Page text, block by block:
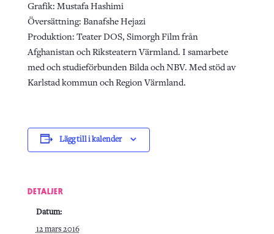
Grafik: Mustafa Hashimi
Översättning: Banafshe Hejazi
Produktion: Teater DOS, Simorgh Film från
Afghanistan och Riksteatern Värmland. I samarbete
med och studieförbunden Bilda och NBV. Med stöd av
Karlstad kommun och Region Värmland.
Lägg till i kalender
DETALJER
Datum:
12 mars 2016